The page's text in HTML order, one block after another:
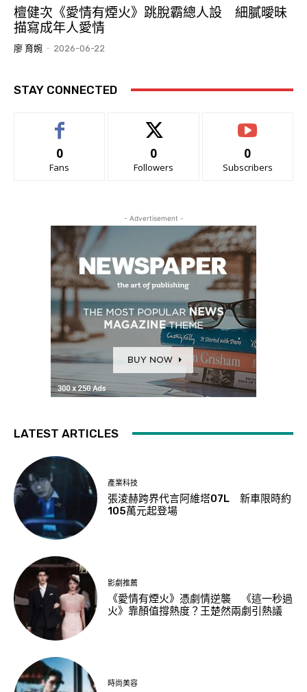
檀健次《愛情有煙火》跳脫霸總人設 細膩曖昧
描寫成年人愛情
廖 育婉 - 2026-06-22
STAY CONNECTED
0
Fans
0
Followers
0
Subscribers
- Advertisement -
LATEST ARTICLES
產業科技
張淩赫跨界代言阿維塔07L 新車限時約
105萬元起登場
影劇推薦
《愛情有煙火》憑劇情逆襲 《這一秒過
火》靠顏值撐熱度？王楚然兩劇引熱議
時尚美容